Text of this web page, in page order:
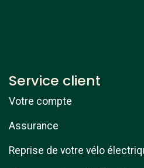
Service client
Votre compte
Assurance
Reprise de votre vélo